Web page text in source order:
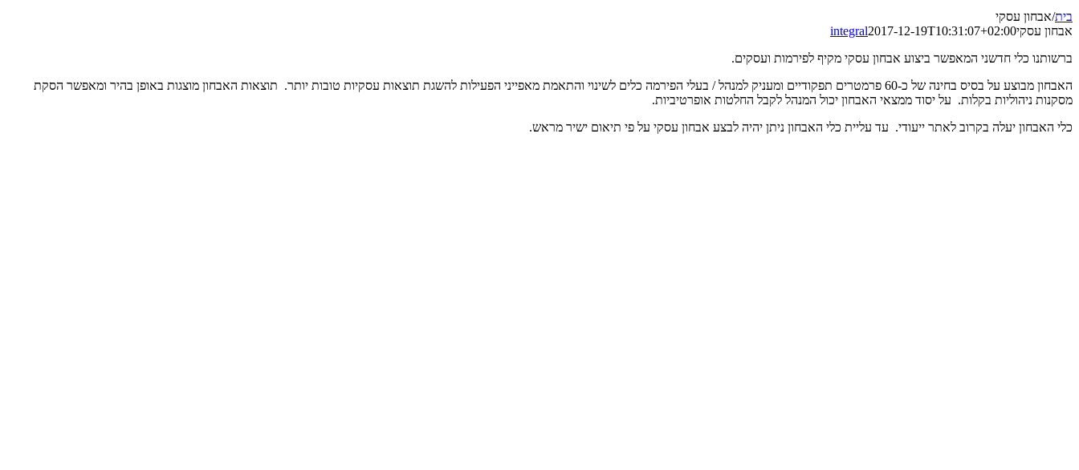
בית/אבחון עסקי
אבחון עסקי
integral2017-12-19T10:31:07+02:00
ברשותנו כלי חדשני המאפשר ביצוע אבחון עסקי מקיף לפירמות ועסקים.
האבחון מבוצע על בסיס בחינה של כ-60 פרמטרים תפקודיים ומעניק למנהל / בעלי הפירמה כלים לשינוי והתאמת מאפייני הפעילות להשגת תוצאות עסקיות טובות יותר. תוצאות האבחון מוצגות באופן בהיר ומאפשר הסקת
מסקנות ניהוליות בקלות. על יסוד ממצאי האבחון יכול המנהל לקבל החלטות אופרטיביות.
כלי האבחון יעלה בקרוב לאתר ייעודי. עד עליית כלי האבחון ניתן יהיה לבצע אבחון עסקי על פי תיאום ישיר מראש.